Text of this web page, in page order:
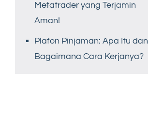
Metatrader yang Terjamin
Aman!
Plafon Pinjaman: Apa Itu dan
Bagaimana Cara Kerjanya?